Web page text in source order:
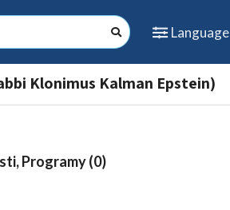
Language
Klonimus Kalman Epstein)
Programy (0)